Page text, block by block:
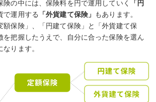
険の中には、保険料を円で運用していく
「円
で運用する 「外貨建て保険」 もあります。
額保険」、「円建て保険」と「外貨建て保
を把握したうえで、自分に合った保険を選ん
ります。